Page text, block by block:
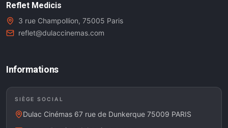
Reflet Medicis
3 rue Champollion, 75005 Paris
reflet@dulaccinemas.com
Informations
SIÈGE SOCIAL
Dulac Cinémas 67 rue de Dunkerque 75009 PARIS